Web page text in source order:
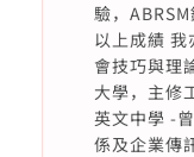
驗，
以上成績
會技巧與理
大學，主修
英文中學 -
係及企業傳